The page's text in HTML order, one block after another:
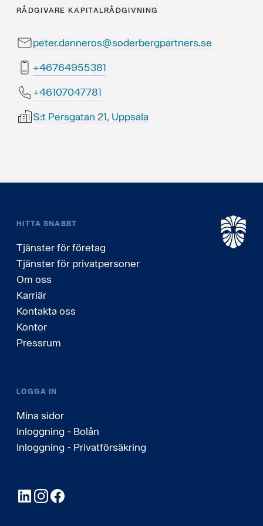
RÅDGIVARE KAPITALRÅDGIVNING
peter.danneros@soderbergpartners.se
18355946764+
18774070164+
S:t Persgatan 21, Uppsala
HITTA SNABBT
Tjänster för företag
Tjänster för privatpersoner
Om oss
Karriär
Kontakta oss
Kontor
Pressrum
LOGGA IN
Mina sidor
Inloggning - Bolån
Inloggning - Privatförsäkring
LinkedInInstagram